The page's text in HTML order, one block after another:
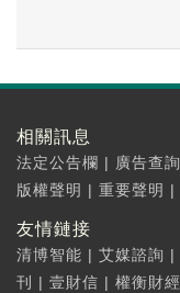
相關訊息
法定公告欄 | 廣告查詢
版權聲明 | 重要聲明 |
友情鏈接
清博智能 | 艾媒諮詢 |
刊
| 壹財信 | 權衡財經